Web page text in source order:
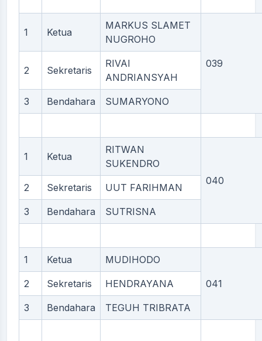
1 Ketua
MARKUS SLAMET
NUGROHO
039
2 Sekretaris
RIVAI
ANDRIANSYAH
3 Bendahara SUMARYONO
1 Ketua
RITWAN
SUKENDRO
040
2 Sekretaris UUT FARIHMAN
3 Bendahara SUTRISNA
1 Ketua MUDIHODO
041
2 Sekretaris HENDRAYANA
3 Bendahara TEGUH TRIBRATA